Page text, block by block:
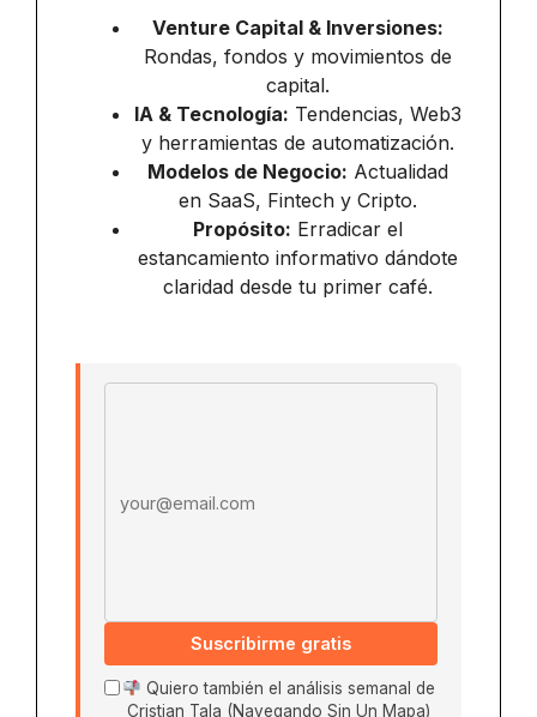
Venture Capital & Inversiones:
Rondas, fondos y movimientos de
capital.
IA & Tecnología: Tendencias, Web3
y herramientas de automatización.
Modelos de Negocio: Actualidad
en SaaS, Fintech y Cripto.
Propósito: Erradicar el
estancamiento informativo dándote
claridad desde tu primer café.
Suscribirme gratis
Quiero también el análisis semanal de
Cristian Tala (Navegando Sin Un Mapa)